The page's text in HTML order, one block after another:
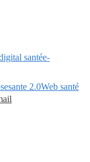
santée-
sante 2.0Web santé